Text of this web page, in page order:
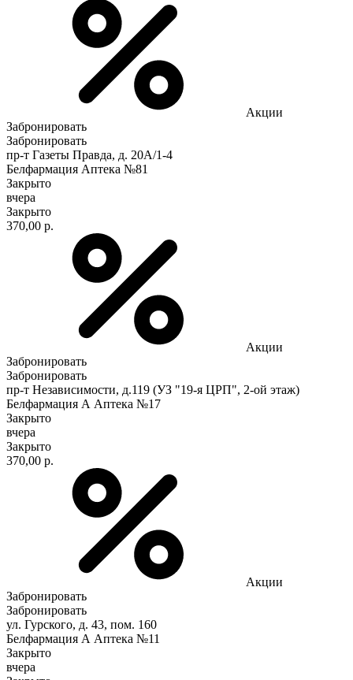
Акции
Забронировать
Забронировать
пр-т Газеты Правда, д. 20A/1-4
Белфармация Аптека №81
Закрыто
вчера
Закрыто
370,00 р.
Акции
Забронировать
Забронировать
пр-т Независимости, д.119 (УЗ "19-я ЦРП", 2-ой этаж)
Белфармация А Аптека №17
Закрыто
вчера
Закрыто
370,00 р.
Акции
Забронировать
Забронировать
ул. Гурского, д. 43, пом. 160
Белфармация А Аптека №11
Закрыто
вчера